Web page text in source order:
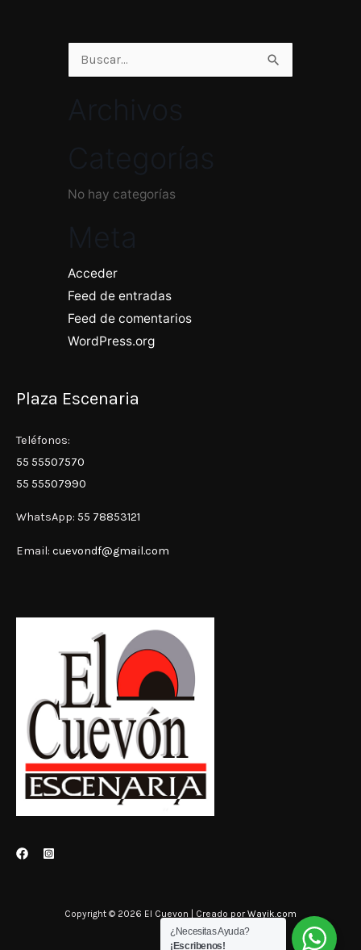
Buscar
No hay categorías
Acceder
Feed de entradas
Feed de comentarios
WordPress.org
Plaza Escenaria
Teléfonos:
55 55507570
55 55507990
WhatsApp: 55 78853121
Email: cuevondf@gmail.com
Copyright © 2026 El Cuevon | Creado por Wayik.com
¿Necesitas Ayuda?
¡Escribenos!